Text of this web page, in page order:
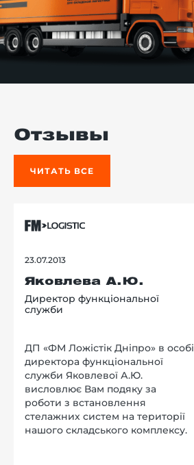
Отзывы
ЧИТАТЬ ВСЕ
23.07.2013
Яковлева А.Ю.
Директор функціональної
служби
ДП «ФМ Ложістік Дніпро» в особі
директора функціональної
служби Яковлевої А.Ю.
висловлює Вам подяку за
роботи з встановлення
стелажних систем на території
нашого складського комплексу.